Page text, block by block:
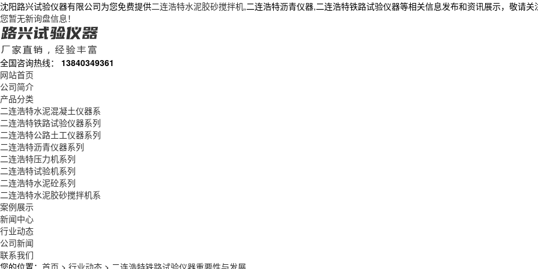
沈阳路兴试验仪器有限公司为您免费提供二连浩特水泥胶砂搅拌机,二连浩特沥青仪器,二连浩特铁路试验仪器等相关信息发布和资讯展示，敬请关
您暂无新询盘信息！
全国咨询热线：
13840349361
网站首页
公司简介
产品分类
二连浩特水泥混凝土仪器系
二连浩特铁路试验仪器系列
二连浩特公路土工仪器系列
二连浩特沥青仪器系列
二连浩特压力机系列
二连浩特试验机系列
二连浩特水泥砼系列
二连浩特水泥胶砂搅拌机系
案例展示
新闻中心
行业动态
公司新闻
联系我们
您的位置： 首页 > 行业动态 > 二连浩特铁路试验仪器重要性与发展